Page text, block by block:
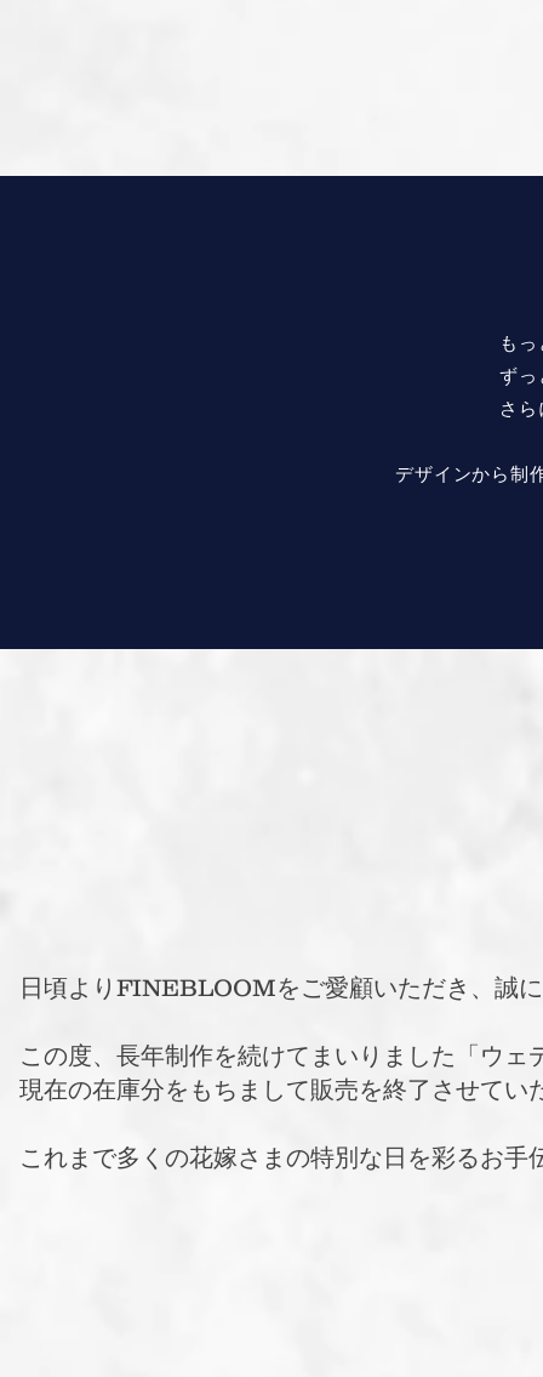
も
ずっ
さ
デザインから制
日頃よりFINEBLOOMをご愛顧いただき、誠
この度、長年制作を続けてまいりました「ウ
現在の在庫分をもちまして販売を終了させてい
これまで多くの花嫁さまの特別な日を彩るお